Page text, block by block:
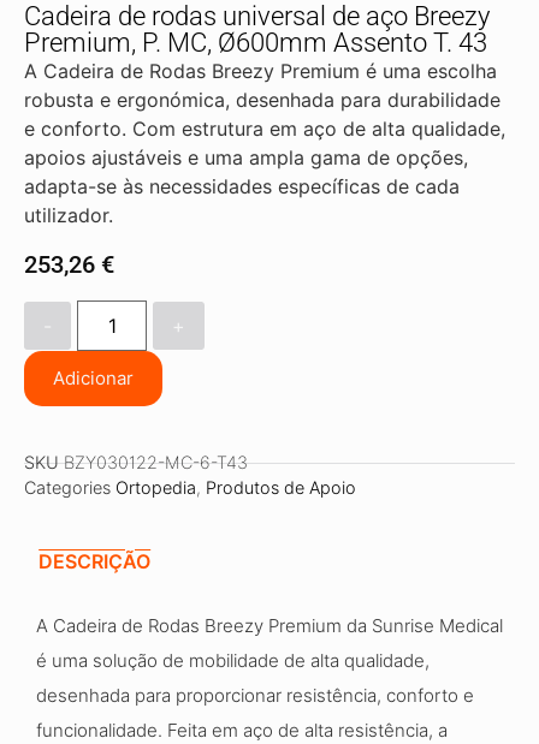
Cadeira de rodas universal de aço Breezy
Premium, P. MC, Ø600mm Assento T. 43
A Cadeira de Rodas Breezy Premium é uma escolha
robusta e ergonómica, desenhada para durabilidade
e conforto. Com estrutura em aço de alta qualidade,
apoios ajustáveis e uma ampla gama de opções,
adapta-se às necessidades específicas de cada
utilizador.
253,26 €
+
Adicionar
SKUBZY030122-MC-6-T43
Categories Ortopedia, Produtos de Apoio
DESCRIÇÃO
A Cadeira de Rodas Breezy Premium da Sunrise Medical
é uma solução de mobilidade de alta qualidade,
desenhada para proporcionar resistência, conforto e
funcionalidade. Feita em aço de alta resistência, a